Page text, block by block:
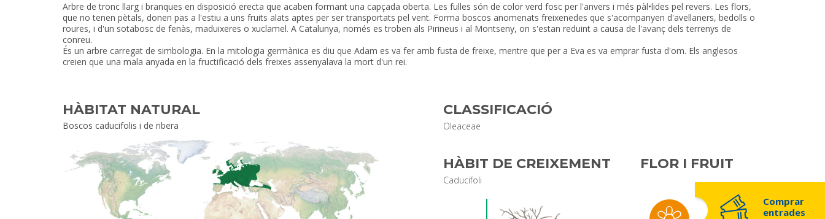
Comprar
entrades
Arbre de tronc llarg i branques en disposició erecta que acaben formant una capçada oberta. Les fulles són de color verd fosc per l'anvers i més pàl•lides pel revers. Les flors,
que no tenen pètals, donen pas a l'estiu a uns fruits alats aptes per ser transportats pel vent. Forma boscos anomenats freixenedes que s'acompanyen d'avellaners, bedolls o
roures, i d'un sotabosc de fenàs, maduixeres o xuclamel. A Catalunya, només es troben als Pirineus i al Montseny, on s'estan reduint a causa de l'avanç dels terrenys de
conreu.
És un arbre carregat de simbologia. En la mitologia germànica es diu que Adam es va fer amb fusta de freixe, mentre que per a Eva es va emprar fusta d'om. Els anglesos
creien que una mala anyada en la fructificació dels freixes assenyalava la mort d'un rei.
HÀBITAT NATURAL
Boscos caducifolis i de ribera
CLASSIFICACIÓ
Oleaceae
HÀBIT DE CREIXEMENT
Caducifoli
FLOR I FRUIT